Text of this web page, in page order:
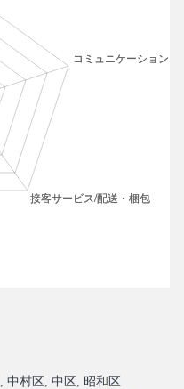
, 中村区 , 中区 , 昭和区